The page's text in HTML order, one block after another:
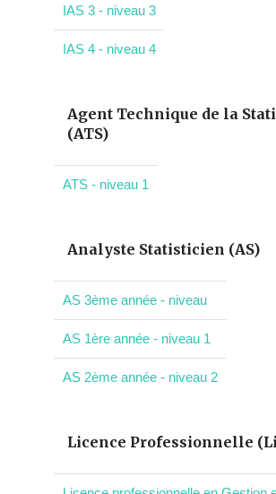
IAS 3 - niveau 3
IAS 4 - niveau 4
Agent Technique de la
(ATS)
ATS - niveau 1
Analyste Statisticien (AS)
AS 3ème année - niveau
AS 1ère année - niveau 1
AS 2ème année - niveau 2
Licence Professionnelle